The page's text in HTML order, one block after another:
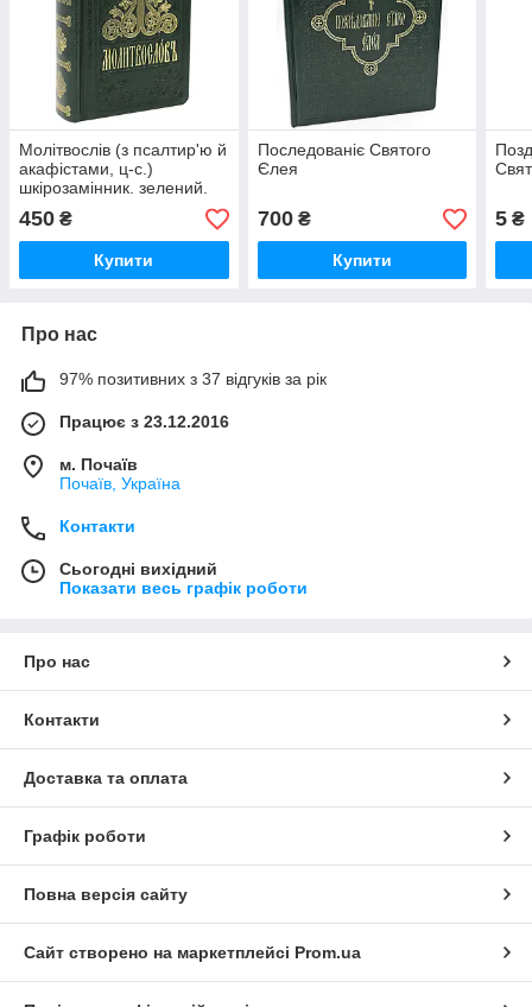
Молітвослів (з псалтир'ю й
акафістами, ц-с.)
шкірозамінник. зелений.
450 ₴
Купити
Последованіє Святого
Єлея
700₴
Купити
5 ₴
Про нас
97% позитивних з 37 відгуків за рік
Працює з 23.12.2016
м. Почаїв
Почаїв, Україна
Контакти
Сьогодні вихідний
Показати весь графік роботи
Про нас
Контакти
Доставка та оплата
Графік роботи
Повна версія сайту
Сайт створено на маркетплейсі Prom.ua